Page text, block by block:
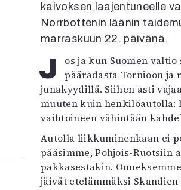
kaivoksen laajentuneelle
Norrbottenin läänin
marraskuun 22. päivänä.
Jos ja kun Suomen valtio saa joskus sähköistettyä reilun kymmenen kilometrin rataosuuden
pääradasta Tornioon ja
junakyydillä. Siihen asti
muuten kuin henkilöautolla:
vaihtoineen vähintään
Autolla liikkuminenkaan ei
pääsimme, Pohjois-
pakkasestakin.
jäivät etelämmäksi